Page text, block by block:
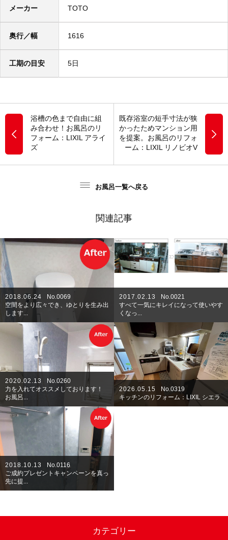
メーカー TOTO
奥行／幅 1616
工期の目安 5日
浴槽の色まで自由に組
み合わせ！お風呂のリ
フォーム：LIXIL アライ
ズ
既存浴室の短手寸法が狭
かったためマンション用
を提案。お風呂のリフォ
ーム：LIXIL リノビオV
お風呂一覧へ戻る
関連記事
2018.06.24
No.0069
空間をより広々でき、ゆとりを生み出
します...
2017.02.13
No.0021
すべて一気にキレイになって使いやす
くなっ...
2020.02.13
No.0260
力を入れてオススメしております！
お風呂...
2026.05.15
No.0319
キッチンのリフォーム：LIXIL シエラ
2018.10.13
No.0116
ご成約プレゼントキャンペーンを真っ
先に提...
カテゴリー